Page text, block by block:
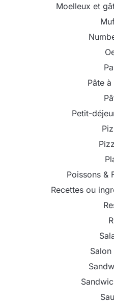
Moelleux et
Pâte
Petit-
Poissons &
Recettes ou